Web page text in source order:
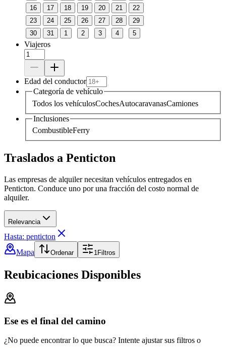
16
17 18 19 20 21
22
23
24 25 26 27 28
29
30
31 1 2 3 4 5
Viajeros
Edad del conductor
Categoría de vehículo
Todos los vehículosCochesAutocaravanasCamiones
Inclusiones
CombustibleFerry
Traslados a Penticton
Las empresas de alquiler necesitan vehículos entregados en
Penticton. Conduce uno por una fracción del costo normal de
alquiler.
Relevancia
Hasta: penticton
Mapa
Ordenar 1Filtros
Reubicaciones Disponibles
Ese es el final del camino
¿No puede encontrar lo que busca? Intente ajustar sus filtros o